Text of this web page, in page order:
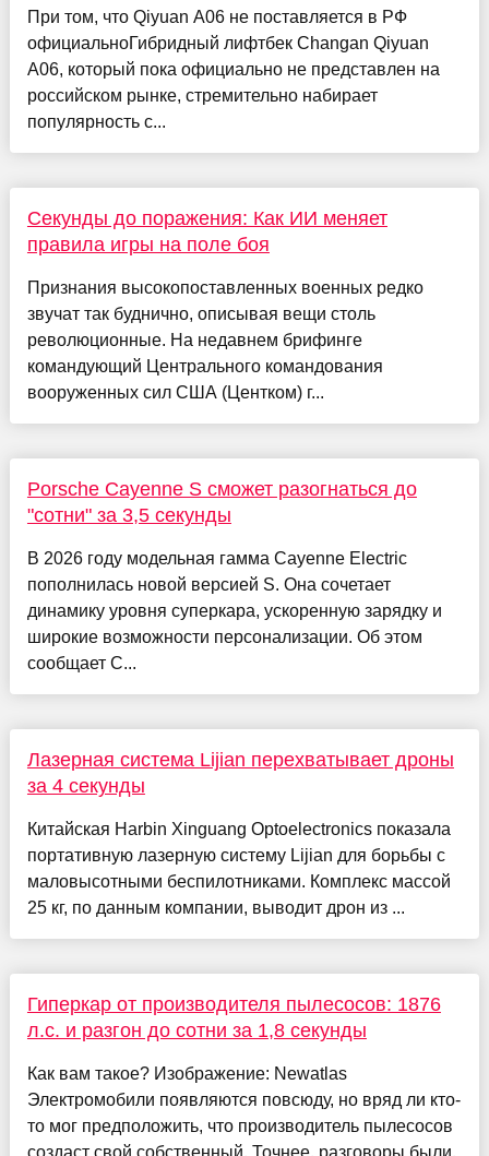
При том, что Qiyuan A06 не поставляется в РФ
официальноГибридный лифтбек Changan Qiyuan
A06, который пока официально не представлен на
российском рынке, стремительно набирает
популярность с...
Секунды до поражения: Как ИИ меняет
правила игры на поле боя
Признания высокопоставленных военных редко
звучат так буднично, описывая вещи столь
революционные. На недавнем брифинге
командующий Центрального командования
вооруженных сил США (Центком) г...
Porsche Cayenne S сможет разогнаться до
"сотни" за 3,5 секунды
В 2026 году модельная гамма Cayenne Electric
пополнилась новой версией S. Она сочетает
динамику уровня суперкара, ускоренную зарядку и
широкие возможности персонализации. Об этом
сообщает C...
Лазерная система Lijian перехватывает дроны
за 4 секунды
Китайская Harbin Xinguang Optoelectronics показала
портативную лазерную систему Lijian для борьбы с
маловысотными беспилотниками. Комплекс массой
25 кг, по данным компании, выводит дрон из ...
Гиперкар от производителя пылесосов: 1876
л.с. и разгон до сотни за 1,8 секунды
Как вам такое? Изображение: Newatlas
Электромобили появляются повсюду, но вряд ли кто-
то мог предположить, что производитель пылесосов
создаст свой собственный. Точнее, разговоры были,